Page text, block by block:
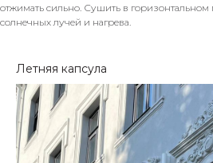
отжимать сильно. Сушить в
солнечных лучей и нагрева.
Летняя капсула